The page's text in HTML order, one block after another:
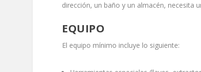
dirección, un baño y un almacén, necesita
EQUIPO
El equipo mínimo incluye lo siguiente: